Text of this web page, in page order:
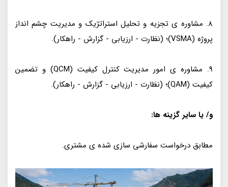
8. مشاوره ی تجزیه و تحلیل استراتژیک و مدیریت چشم انداز
پروژه (VSMA)؛ (نظارت - ارزیابی - گزارش - راهکار).
9. مشاوره ی امور مدیریت کنترل کیفیت (QCM) و تضمین
کیفیت (QAM)؛ (نظارت - ارزیابی - گزارش - راهکار).
و/ یا سایر گزینه ها:
مطابق درخواست سفارشی سازی شده ی مشتری.